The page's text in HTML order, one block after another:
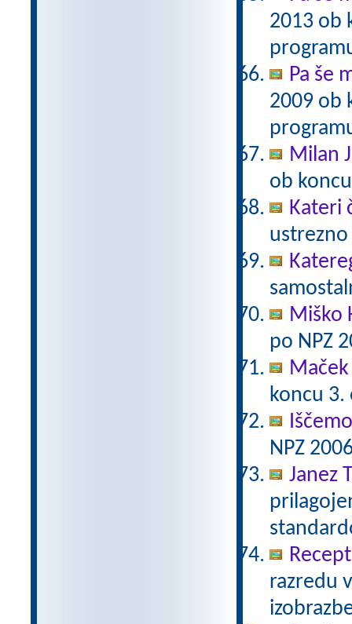
2013 ob
Pa še
2009 ob
Milan
ob
Kateri
Miško
po NPZ
koncu
NPZ
Janez
razredu